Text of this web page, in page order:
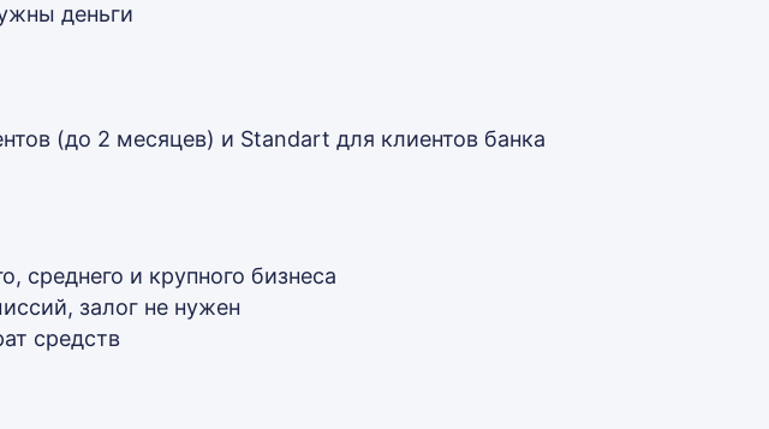
деньги
(до 2 месяцев) и Standart для клиентов банка
среднего и крупного бизнеса
залог не нужен
средств